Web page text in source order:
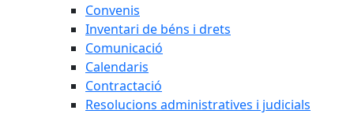
Convenis
Inventari de béns i drets
Comunicació
Calendaris
Contractació
Resolucions administratives i judicials